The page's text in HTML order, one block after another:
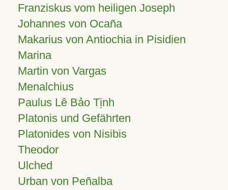
Franziskus vom heiligen Joseph
Johannes von Ocaña
Makarius von Antiochia in Pisidien
Marina
Martin von Vargas
Menalchius
Paulus Lê Bảo Tịnh
Platonis und Gefährten
Platonides von Nisibis
Theodor
Ulched
Urban von Peñalba